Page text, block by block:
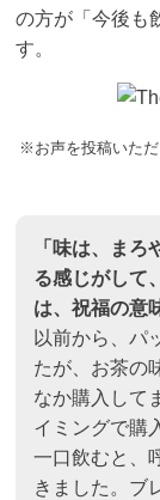
の方が「今後も
す。
※お声を投稿いた
「味は、ま
る感じがして
は、祝福の意
以前から、パ
たが、お茶の
なか購入して
イミングで購
一口飲むと、
きました。ブ